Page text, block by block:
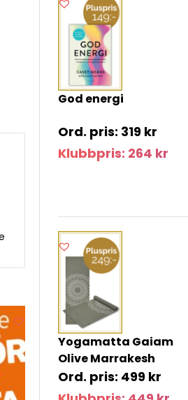
God energi
319 kr
Klubbpris: 264 kr
Yogamatta Gaiam
Olive Marrakesh
499 kr